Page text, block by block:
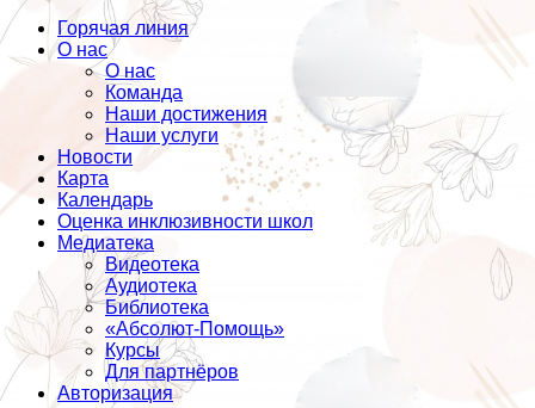
Горячая линия
О нас
О нас
Команда
Наши достижения
Наши услуги
Новости
Карта
Календарь
Оценка инклюзивности школ
Медиатека
Видеотека
Аудиотека
Библиотека
«Абсолют-Помощь»
Курсы
Для партнёров
Авторизация